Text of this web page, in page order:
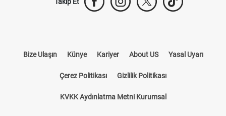
Bize Ulaşın Künye Kariyer About US Yasal Uyarı
Çerez Politikası Gizlilik Politikası
KVKK Aydınlatma Metni Kurumsal